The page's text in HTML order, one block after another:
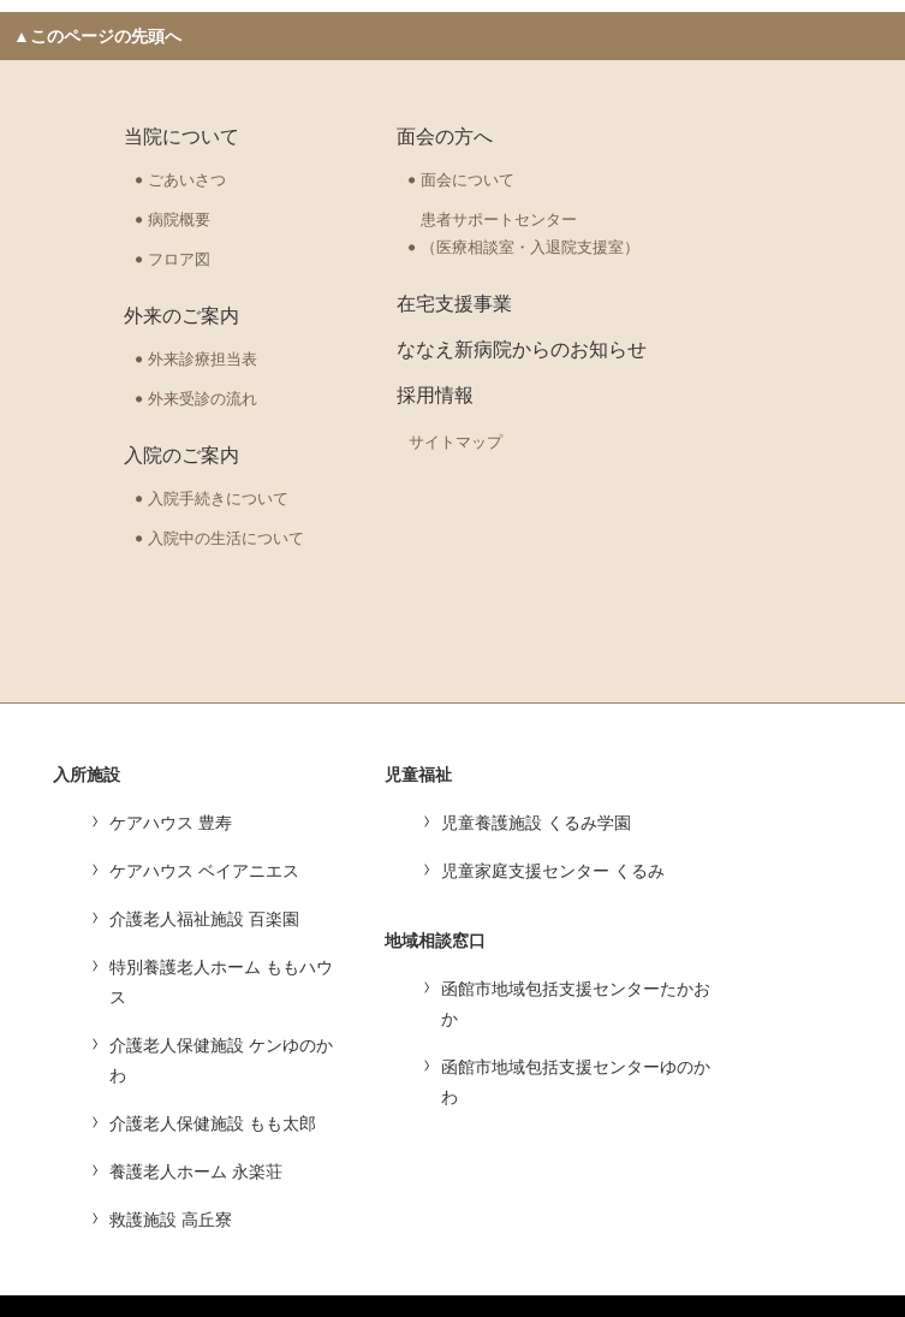
▲このページの先頭へ
当院について
ごあいさつ
病院概要
フロア図
外来のご案内
外来診療担当表
外来受診の流れ
入院のご案内
入院手続きについて
入院中の生活について
面会の方へ
面会について
患者サポートセンター
（医療相談室・入退院支援室）
在宅支援事業
ななえ新病院からのお知らせ
採用情報
サイトマップ
入所施設
ケアハウス 豊寿
ケアハウス ベイアニエス
介護老人福祉施設 百楽園
特別養護老人ホーム ももハウ
ス
介護老人保健施設 ケンゆのか
わ
介護老人保健施設 もも太郎
養護老人ホーム 永楽荘
救護施設 高丘寮
児童福祉
児童養護施設 くるみ学園
児童家庭支援センター くるみ
地域相談窓口
函館市地域包括支援センターたかお
か
函館市地域包括支援センターゆのか
わ